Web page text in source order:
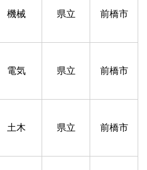
機械 県立 前橋市
電気 県立 前橋市
土木 県立 前橋市